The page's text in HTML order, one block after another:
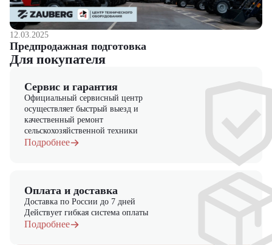
12.03.2025
Предпродажная подготовка
Для покупателя
Сервис и гарантия
Официальный сервисный центр
осуществляет быстрый выезд и
качественный ремонт
сельскохозяйственной техники
Подробнее
Оплата и доставка
Доставка по России до 7 дней
Действует гибкая система оплаты
Подробнее